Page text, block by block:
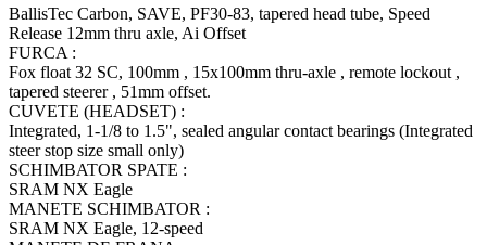
BallisTec Carbon, SAVE, PF30-83, tapered head tube, Speed
Release 12mm thru axle, Ai Offset
FURCA :
Fox float 32 SC, 100mm , 15x100mm thru-axle , remote lockout ,
tapered steerer , 51mm offset.
CUVETE (HEADSET) :
Integrated, 1-1/8 to 1.5", sealed angular contact bearings (Integrated
steer stop size small only)
SCHIMBATOR SPATE :
SRAM NX Eagle
MANETE SCHIMBATOR :
SRAM NX Eagle, 12-speed